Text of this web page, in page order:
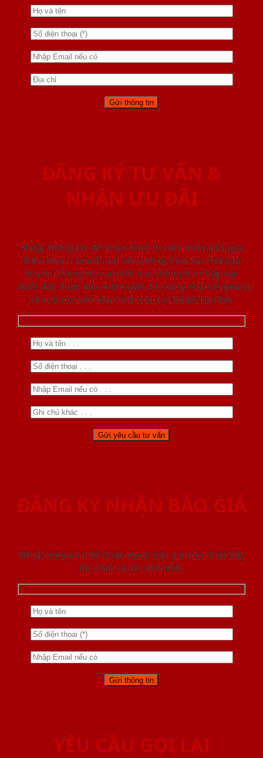
ĐĂNG KÝ TƯ VẤN &
NHẬN ƯU ĐÃI
Nhập thông tin để nhận được tư vấn miễn phí qua
điện thoại / email/ tại văn phòng hoặc tại nhà quý
khách. Chúng tôi cam kết mọi thông tin nhập vào
dưới đây được bảo mật tuyệt đối cũng như chỉ phục vụ
yêu cầu tư vấn duy nhất của quý khách tại đây.
ĐĂNG KÝ NHẬN BÁO GIÁ
Nhập thông tin để nhận được báo giá mới nhât đầy
đủ nhất và chi tiết nhất.
YÊU CẦU GỌI LẠI